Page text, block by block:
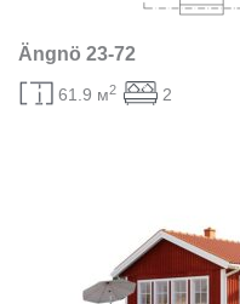
Ängnö 23-72
61.9 м2 2